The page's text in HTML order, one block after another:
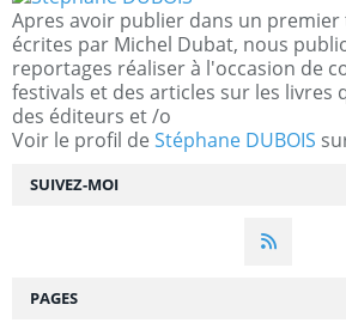
SUIVEZ-MOI
Apres avoir publier dans un premier
écrites par Michel Dubat, nous
reportages réaliser à l'occasion de
festivals et des articles sur les livres
des éditeurs et /o
Voir le profil de Stéphane DUBOIS
PAGES